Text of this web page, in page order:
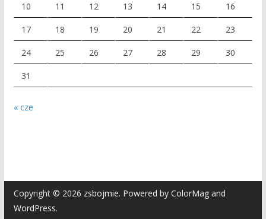
10 11 12 13 14 15 16
17 18 19 20 21 22 23
24 25 26 27 28 29 30
31
« cze
Copyright © 2026 zsbojmie. Powered by ColorMagand
WordPress.